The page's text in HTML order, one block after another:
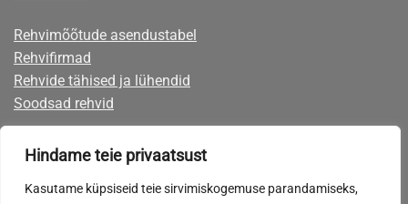
Hindame teie privaatsust
Kasutame küpsiseid teie sirvimiskogemuse parandamiseks,
Rehvimõõtude asendustabel
Rehvifirmad
Rehvide tähised ja lühendid
Soodsad rehvid
Rehvid järelmaksuga
Rehvide eest on võimalik tasuta mugavalt järelmaksuga, mille taotlemise